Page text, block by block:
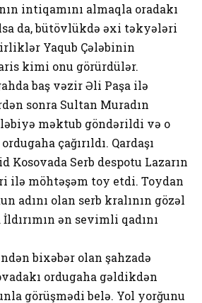
intiqamını almaqla oradakı
da, bütövlükdə əxi təkyələri
Yaqub Çələbinin
kimi onu görürdülər.
baş vəzir Əli Paşa ilə
sonra Sultan Muradın
məktub göndərildi və o
çağırıldı. Qardaşı
Kosovada Serb despotu Lazarın
ilə möhtəşəm toy etdi. Toydan
adını olan serb kralının gözəl
İldırımın ən sevimli qadını
bixəbər olan şahzadə
ordugaha gəldikdən
görüşmədi belə. Yol yorğunu